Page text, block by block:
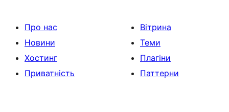
Про нас
Новини
Хостинг
Приватність
Вітрина
Теми
Плагіни
Паттерни